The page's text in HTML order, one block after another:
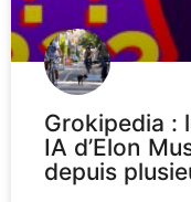
Grokipedia :
IA d’Elon
depuis